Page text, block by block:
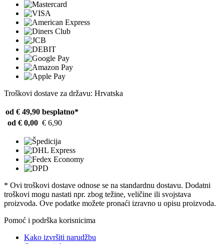
Troškovi dostave za državu: Hrvatska
od € 49,90 besplatno*
od € 0,00 € 6,90
* Ovi troškovi dostave odnose se na standardnu ​​dostavu. Dodatni
troškovi mogu nastati npr. zbog težine, veličine ili svojstava
proizvoda. Ove podatke možete pronaći izravno u opisu proizvoda.
Pomoć i podrška korisnicima
Kako izvršiti narudžbu